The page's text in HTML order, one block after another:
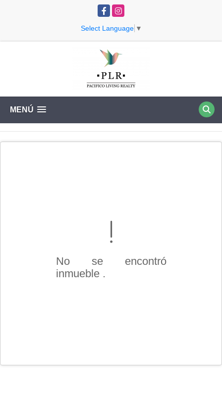
FacebookInstagram
Select Language ▼
MENÚ
No se encontró
inmueble .